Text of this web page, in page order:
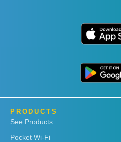
PRODUCTS
See Products
Pocket Wi-Fi